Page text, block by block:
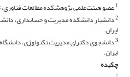
1عضو هیئت‌علمی پژوهشکده مطالعات فناوری،
2دانشیار دانشکده مدیریت و حسابداری،
ایران.
3دانشجوی دکترای مدیریت تکنولوژی، دانشگاه
ایران.
چکیده